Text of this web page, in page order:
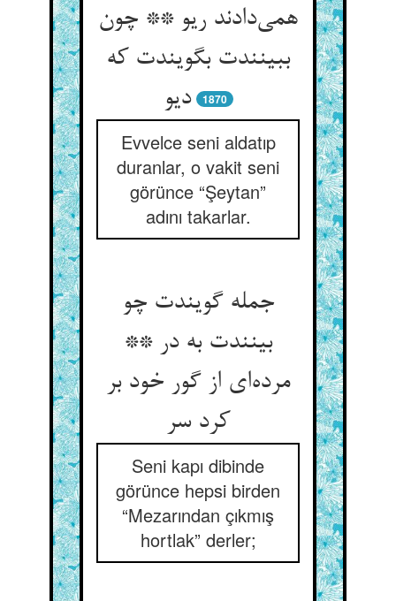
همی‌‌دادند ریو ** چون
ببینندت بگویندت که
دیو
1870
Evvelce seni aldatıp
duranlar, o vakit seni
görünce “Şeytan”
adını takarlar.
جمله گویندت چو
بینندت به در **
مرده‌‌ای از گور خود بر
کرد سر
Seni kapı dibinde
görünce hepsi birden
“Mezarından çıkmış
hortlak” derler;